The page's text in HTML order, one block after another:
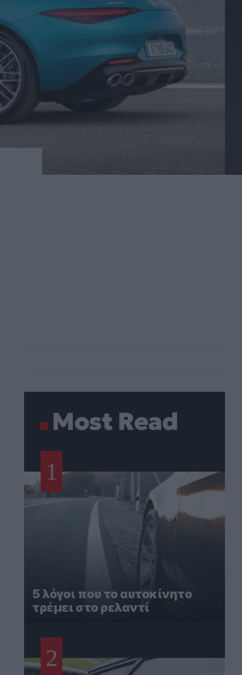
Most Read
1
5 λόγοι που το αυτοκίνητο
τρέμει στο ρελαντί
2